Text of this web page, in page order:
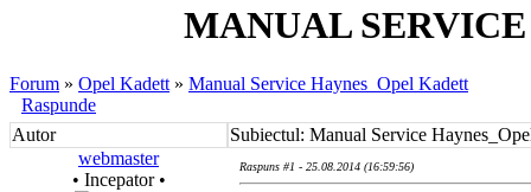
MANUAL
Forum » Opel Kadett » Manual Service Haynes_Opel Kadett
Raspunde
Autor
Subiectul: Manual Service
webmaster
• Incepator •
Raspuns #1 - 25.08.2014 (16:59:56)